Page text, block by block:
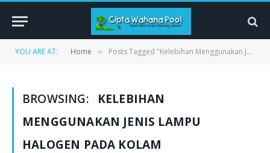
YOU ARE AT: Home » Posts Tagged "Kelebihan Menggunakan Jenis Lampu Halogen pada Kolam"
BROWSING:
KELEBIHAN
MENGGUNAKAN JENIS LAMPU
HALOGEN PADA KOLAM